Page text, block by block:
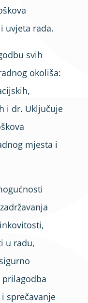
uvjeta rada.
svih
okoliša:
i dr. Uključuje
mjesta i
u radu,
prilagodba
sprečavanje